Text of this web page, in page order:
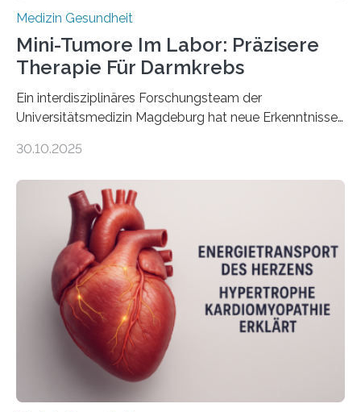
Medizin Gesundheit
Mini-Tumore Im Labor: Präzisere
Therapie Für Darmkrebs
Ein interdisziplinäres Forschungsteam der
Universitätsmedizin Magdeburg hat neue Erkenntnisse
behandelt werden kann. In ihrer aktuellen Studie,
Oncology, zeigen die Forschenden, dass Mini-Tumore
aus Gewebe von Patientinnen und Patienten –
sogenannte Organoide – genutzt werden können, um
vorab zu prüfen, welche Medikamente am besten
wirken. Dabei wurde ein Eiweiß identifiziert, das künftig
als Biomarker für die Wahl der passenden Therapie
dienen könnte. Darmkrebs zählt weltweit zu den
häufigsten Krebsarten und stellt…
30.10.2025